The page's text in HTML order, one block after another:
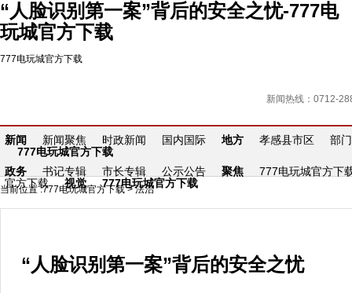
“人脸识别第一案”背后的安全之忧-777电
玩城官方下载
777电玩城官方下载
新闻热线：0712-
新闻 新闻聚焦 时政新闻 国内国际 地方 孝感县市区
部门
777电玩城官方下载
政务
书记专辑 市长专辑 公示公告 聚焦
777电玩城官方下
官方下载
视觉 777电玩城官方下载
当前位置 :777电玩城官方下载>法治
“人脸识别第一案”背后的安全之忧